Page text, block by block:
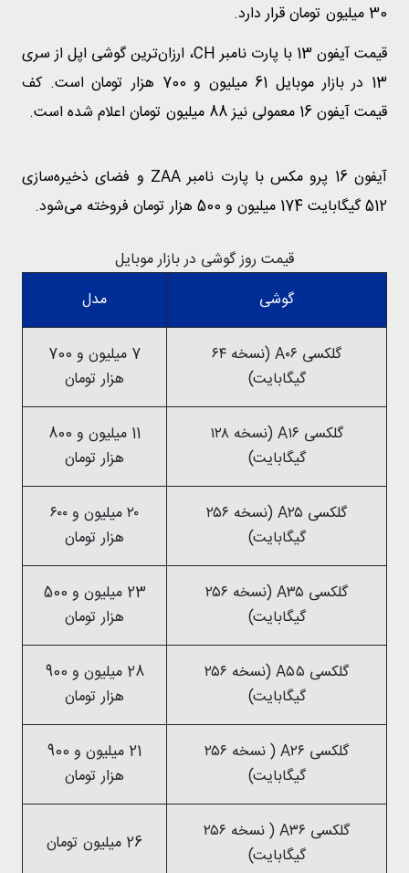
30 میلیون تومان قرار دارد.
قیمت آیفون 13 با پارت نامبر CH، ارزان‌ترین گوشی اپل از سری
13 در بازار موبایل 61 میلیون و 700 هزار تومان است. کف
قیمت آیفون 16 معمولی نیز 88 میلیون تومان اعلام شده است.
آیفون 16 پرو مکس با پارت نامبر ZAA و فضای ذخیره‌سازی
512 گیگابایت 174 میلیون و 500 هزار تومان فروخته می‌شود.
قیمت روز گوشی در بازار موبایل
گوشی
مدل
گلکسی A۰۶ (نسخه ۶۴
گیگابایت)
7 میلیون و 700
هزار تومان
گلکسی A۱۶ (نسخه ۱۲۸
گیگابایت)
11 میلیون و 800
هزار تومان
گلکسی A۲۵ (نسخه ۲۵۶
گیگابایت)
۲۰ میلیون و ۶۰۰
هزار تومان
گلکسی A۳۵ (نسخه ۲۵۶
گیگابایت)
23 میلیون و 500
هزار تومان
گلکسی A۵۵ (نسخه ۲۵۶
گیگابایت)
28 میلیون و 900
هزار تومان
گلکسی A۲۶ ( نسخه ۲۵۶
گیگابایت)
21 میلیون و 900
هزار تومان
گلکسی A۳۶ ( نسخه ۲۵۶
گیگابایت)
26 میلیون تومان